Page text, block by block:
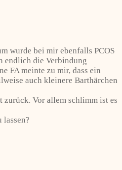
wurde bei mir ebenfalls PCOS
endlich die Verbindung
FA meinte zu mir, dass ein
auch kleinere Barthärchen
zurück. Vor allem schlimm ist es
lassen?